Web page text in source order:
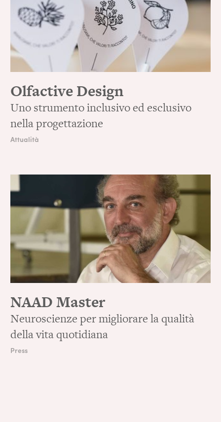
Olfactive Design
Uno strumento inclusivo ed esclusivo
nella progettazione
Attualità
NAAD Master
Neuroscienze per migliorare la qualità
della vita quotidiana
Press